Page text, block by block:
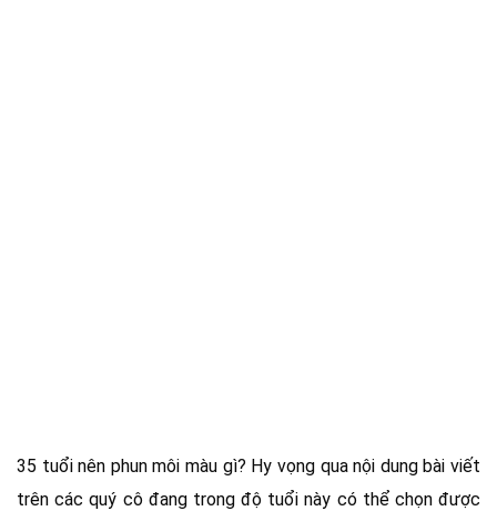
35 tuổi nên phun môi màu gì? Hy vọng qua nội dung bài viết
trên các quý cô đang trong độ tuổi này có thể chọn được